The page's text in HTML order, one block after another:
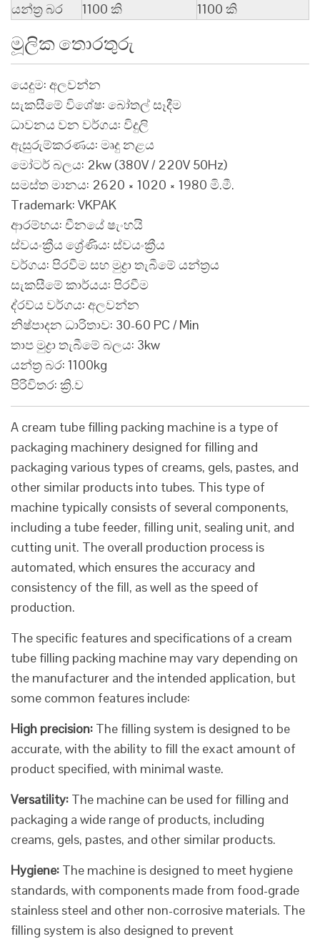
යන්ත්‍ර බර
1100 කි 1100 කි
මූලික තොරතුරු
යෙදුම: අලවන්න
සැකසීමේ විශේෂ: බෝතල් සෑදීම
ධාවනය වන වර්ගය: විදුලි
ඇසුරුම්කරණය: මෘදු නළය
මෝටර් බලය: 2kw (380V / 220V 50Hz)
සමස්ත මානය: 2620 × 1020 × 1980 මි.මී.
Trademark: VKPAK
ආරම්භය: චීනයේ ෂැංහයි
ස්වයංක්‍රීය ශ්‍රේණිය: ස්වයංක්‍රීය
වර්ගය: පිරවීම සහ මුද්‍රා තැබීමේ යන්ත්‍රය
සැකසීමේ කාර්යය: පිරවීම
ද්රව්ය වර්ගය: අලවන්න
නිෂ්පාදන ධාරිතාව: 30-60 PC / Min
තාප මුද්‍රා තැබීමේ බලය: 3kw
යන්ත්‍ර බර: 1100kg
පිරිවිතර: ක්‍රි.ව
A cream tube filling packing machine is a type of
packaging machinery designed for filling and
packaging various types of creams, gels, pastes, and
other similar products into tubes. This type of
machine typically consists of several components,
including a tube feeder, filling unit, sealing unit, and
cutting unit. The overall production process is
automated, which ensures the accuracy and
consistency of the fill, as well as the speed of
production.
The specific features and specifications of a cream
tube filling packing machine may vary depending on
the manufacturer and the intended application, but
some common features include:
High precision: The filling system is designed to be
accurate, with the ability to fill the exact amount of
product specified, with minimal waste.
Versatility: The machine can be used for filling and
packaging a wide range of products, including
creams, gels, pastes, and other similar products.
Hygiene: The machine is designed to meet hygiene
standards, with components made from food-grade
stainless steel and other non-corrosive materials. The
filling system is also designed to prevent